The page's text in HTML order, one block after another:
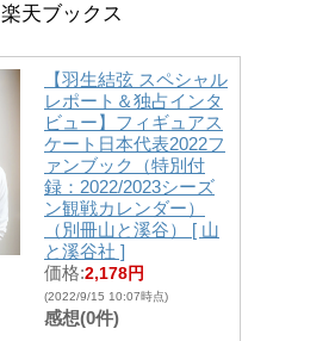
楽天ブックス
【羽生結弦 スペシャル
レポート＆独占インタ
ビュー】フィギュアス
ケート日本代表2022フ
ァンブック（特別付
録：2022/2023シーズ
ン観戦カレンダー）
（別冊山と溪谷） [ 山
と溪谷社 ]
価格:2,178円
(2022/9/15 10:07時点)
感想(0件)